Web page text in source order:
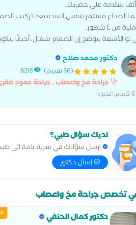
ألف سلامة على حضرتك.
الصداع مستمر بنفس الشدة بعد تركيب
من ٤ شهور.
لو الأشعة بتوضح إن الصمام شغال، أحيانًا
دكتور محمد صلاح
(56 تقييم) 5215
جراحة مخ واعصاب , جراحة عمود
6 اكتوبر, الجيزة
لديك سؤال طبي؟
ارسل سؤالك في سرية تامة الى
إسأل دكتور
تخصص جراحة مخ واعصاب
دكتور كمال الحنفي